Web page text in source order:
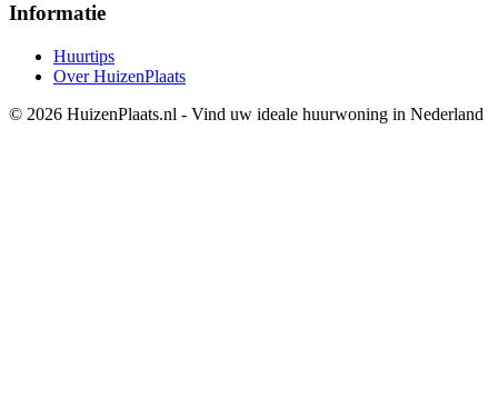
Informatie
Huurtips
Over HuizenPlaats
© 2026 HuizenPlaats.nl - Vind uw ideale huurwoning in Nederland